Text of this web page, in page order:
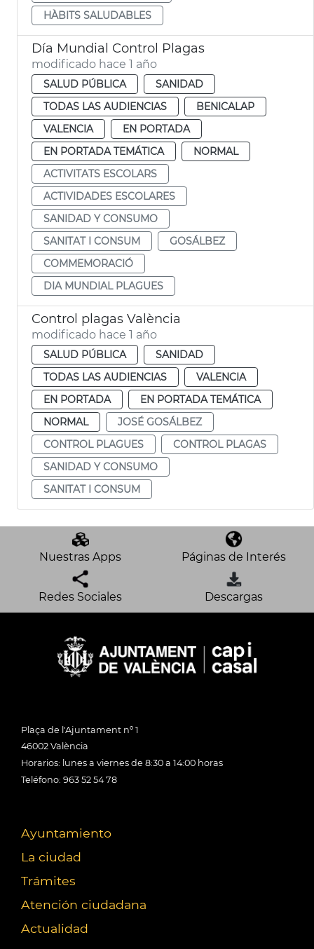
HÀBITS SALUDABLES
Día Mundial Control Plagas
modificado hace 1 año
SALUD PÚBLICA
SANIDAD
TODAS LAS AUDIENCIAS
BENICALAP
VALENCIA
EN PORTADA
EN PORTADA TEMÁTICA
NORMAL
ACTIVITATS ESCOLARS
ACTIVIDADES ESCOLARES
SANIDAD Y CONSUMO
SANITAT I CONSUM
GOSÁLBEZ
COMMEMORACIÓ
DIA MUNDIAL PLAGUES
Control plagas València
modificado hace 1 año
SALUD PÚBLICA
SANIDAD
TODAS LAS AUDIENCIAS
VALENCIA
EN PORTADA
EN PORTADA TEMÁTICA
NORMAL
JOSÉ GOSÁLBEZ
CONTROL PLAGUES
CONTROL PLAGAS
SANIDAD Y CONSUMO
SANITAT I CONSUM
Nuestras Apps Páginas de Interés
Redes Sociales Descargas
Plaça de l'Ajuntament nº 1
46002 València
Horarios: lunes a viernes de 8:30 a 14:00 horas
Teléfono: 963 52 54 78
Ayuntamiento
La ciudad
Trámites
Atención ciudadana
Actualidad